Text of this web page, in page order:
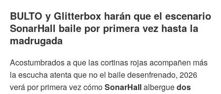
BULTO y Glitterbox harán que el escenario
SonarHall baile por primera vez hasta la
madrugada
Acostumbrados a que las cortinas rojas acompañen más
la escucha atenta que no el baile desenfrenado, 2026
verá por primera vez cómoSonarHallalberguedos